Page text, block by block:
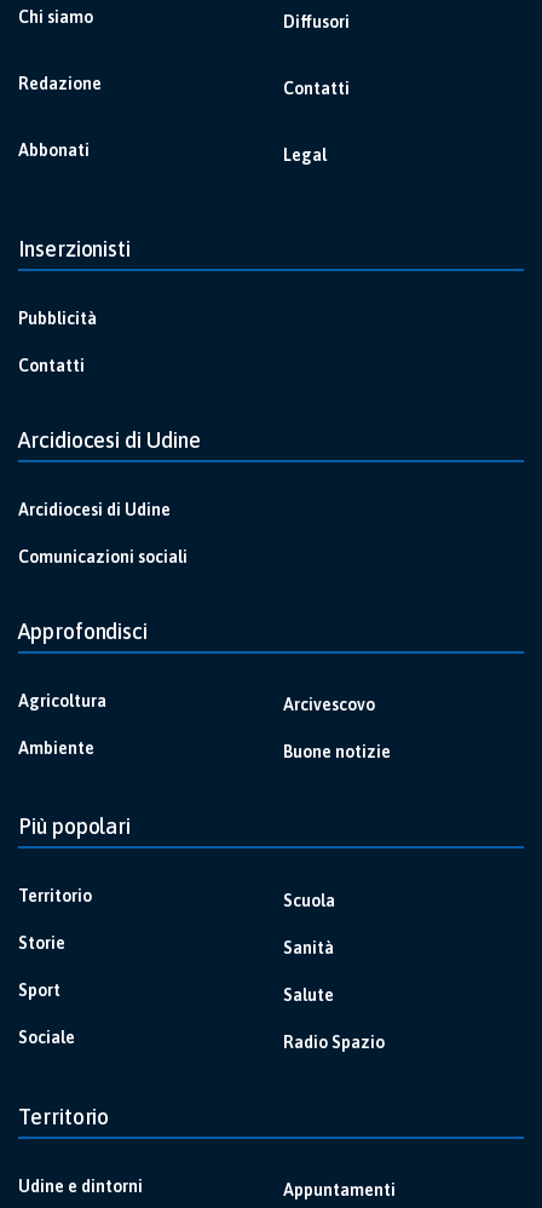
Chi siamo
Redazione
Abbonati
Diffusori
Contatti
Legal
Inserzionisti
Pubblicità
Contatti
Arcidiocesi di Udine
Arcidiocesi di Udine
Comunicazioni sociali
Approfondisci
Agricoltura
Ambiente
Arcivescovo
Buone notizie
Più popolari
Territorio
Storie
Sport
Sociale
Scuola
Sanità
Salute
Radio Spazio
Territorio
Udine e dintorni Appuntamenti